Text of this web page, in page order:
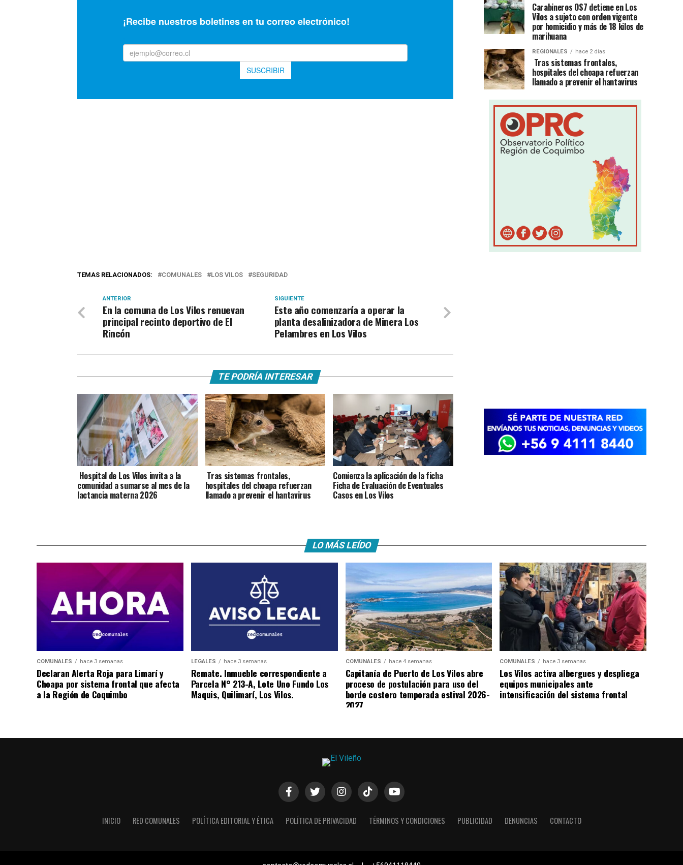
TEMAS RELACIONADOS: COMUNALES LOS VILOS SEGURIDAD
SIGUIENTE
Este año comenzaría a operar la
planta desalinizadora de Minera Los
Pelambres en Los Vilos
ANTERIOR
En la comuna de Los Vilos renuevan
principal recinto deportivo de El
Rincón
TE PODRÍA INTERESAR
Hospital de Los Vilos invita a la
comunidad a sumarse al mes de la
lactancia materna 2026
Tras sistemas frontales,
hospitales del choapa refuerzan
llamado a prevenir el hantavirus
Comienza la aplicación de la ficha
Ficha de Evaluación de Eventuales
Casos en Los Vilos
Carabineros OS7 detiene en Los
Vilos a sujeto con orden vigente
por homicidio y más de 18 kilos de
marihuana
REGIONALES hace 2 días
Tras sistemas frontales,
hospitales del choapa refuerzan
llamado a prevenir el hantavirus
LO MÁS LEÍDO
COMUNALES hace 3 semanas
Declaran Alerta Roja para Limarí y
Choapa por sistema frontal que afecta
a la Región de Coquimbo
LEGALES hace 3 semanas
Remate. Inmueble correspondiente a
Parcela N° 213-A, Lote Uno Fundo Los
Maquis, Quilimarí, Los Vilos.
COMUNALES hace 4 semanas
Capitanía de Puerto de Los Vilos abre
proceso de postulación para uso del
borde costero temporada estival 2026-
2027
COMUNALES hace 3 semanas
Los Vilos activa albergues y despliega
equipos municipales ante
intensificación del sistema frontal
INICIO RED COMUNALES POLÍTICA EDITORIAL Y ÉTICA POLÍTICA DE PRIVACIDAD TÉRMINOS Y CONDICIONES PUBLICIDAD DENUNCIAS CONTACTO